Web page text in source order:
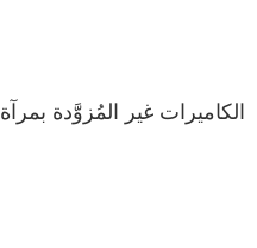
الكاميرات غير المُزوَّدة بمرآة